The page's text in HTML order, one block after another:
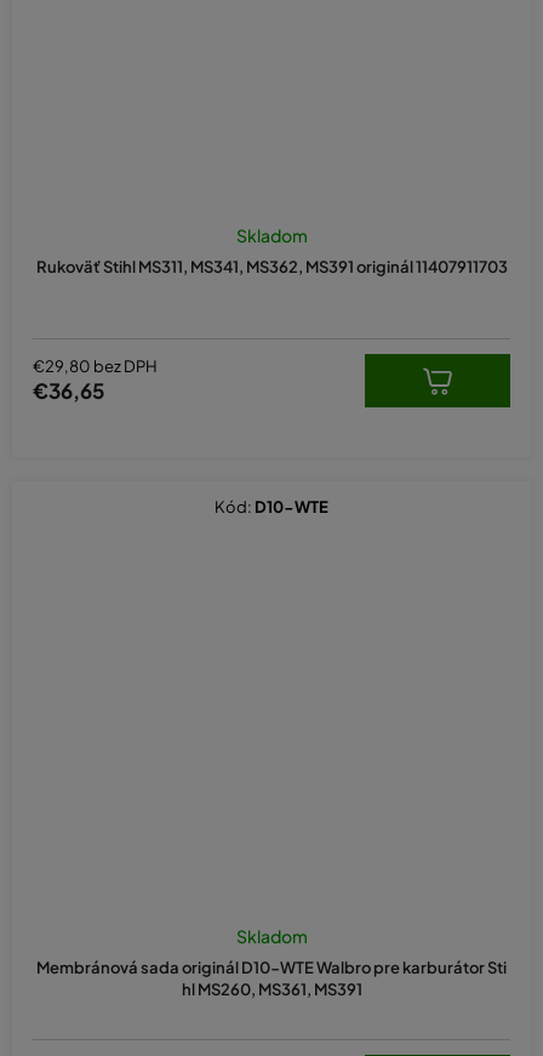
Rukoväť Stihl MS311, MS341, MS362, MS391 originál 11407911703
Skladom
€29,80 bez DPH
€36,65
Membránová sada originál D10-WTE Walbro pre karburátor Sti
hl MS260, MS361, MS391
hodnotenie
je
5,0
Skladom
Kód: D10-WTE